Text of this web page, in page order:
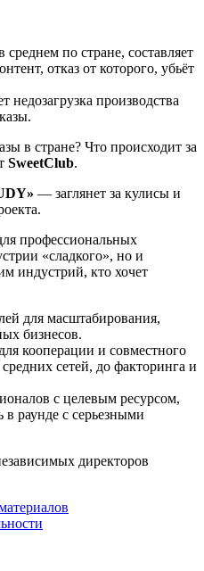
по стране, составляет
отказ от которого, убьёт
недозагрузка производства
в стране? Что происходит за
SweetClub.
— заглянет за кулисы и
профессиональных
«сладкого», но и
индустрий, кто хочет
для масштабирования,
бизнесов.
кооперации и совместного
сетей, до факторинга и
с целевым ресурсом,
в раунде с серьезными
директоров